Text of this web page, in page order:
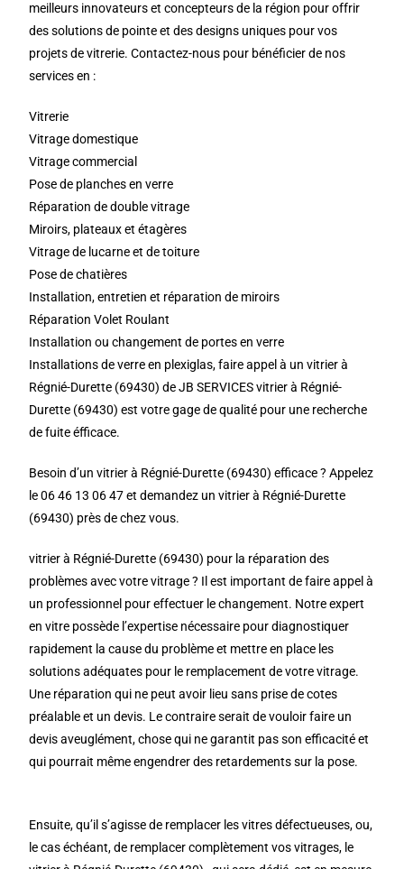
meilleurs innovateurs et concepteurs de la région pour offrir
des solutions de pointe et des designs uniques pour vos
projets de vitrerie. Contactez-nous pour bénéficier de nos
services en :
Vitrerie
Vitrage domestique
Vitrage commercial
Pose de planches en verre
Réparation de double vitrage
Miroirs, plateaux et étagères
Vitrage de lucarne et de toiture
Pose de chatières
Installation, entretien et réparation de miroirs
Réparation Volet Roulant
Installation ou changement de portes en verre
Installations de verre en plexiglas, faire appel à un vitrier à
Régnié-Durette (69430) de JB SERVICES vitrier à Régnié-
Durette (69430) est votre gage de qualité pour une recherche
de fuite éfficace.
Besoin d’un vitrier à Régnié-Durette (69430) efficace ? Appelez
le 06 46 13 06 47 et demandez un vitrier à Régnié-Durette
(69430) près de chez vous.
vitrier à Régnié-Durette (69430) pour la réparation des
problèmes avec votre vitrage ? Il est important de faire appel à
un professionnel pour effectuer le changement. Notre expert
en vitre possède l’expertise nécessaire pour diagnostiquer
rapidement la cause du problème et mettre en place les
solutions adéquates pour le remplacement de votre vitrage.
Une réparation qui ne peut avoir lieu sans prise de cotes
préalable et un devis. Le contraire serait de vouloir faire un
devis aveuglément, chose qui ne garantit pas son efficacité et
qui pourrait même engendrer des retardements sur la pose.
Ensuite, qu’il s’agisse de remplacer les vitres défectueuses, ou,
le cas échéant, de remplacer complètement vos vitrages, le